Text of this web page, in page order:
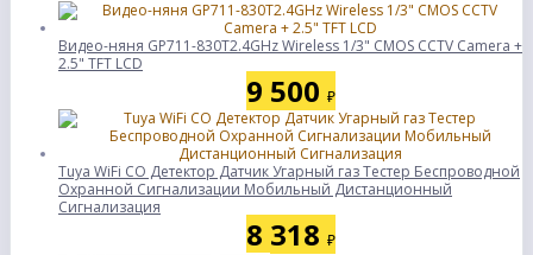
Видео-няня GP711-830T2.4GHz Wireless 1/3" CMOS CCTV Camera +
2.5" TFT LСD
9 500 ₽
Tuya WiFi CO Детектор Датчик Угарный газ Тестер Беспроводной
Охранной Сигнализации Мобильный Дистанционный
Сигнализация
8 318 ₽